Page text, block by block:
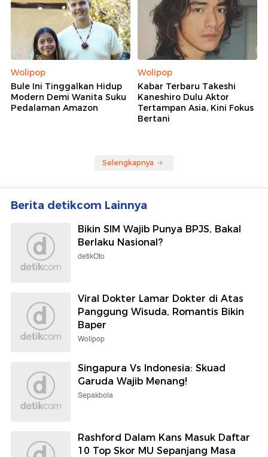
Wolipop
Bule Ini Tinggalkan Hidup
Modern Demi Wanita Suku
Pedalaman Amazon
Wolipop
Kabar Terbaru Takeshi
Kaneshiro Dulu Aktor
Tertampan Asia, Kini Fokus
Bertani
Selengkapnya
Berita detikcom Lainnya
Bikin SIM Wajib Punya BPJS, Bakal
Berlaku Nasional?
detikOto
Viral Dokter Lamar Dokter di Atas
Panggung Wisuda, Romantis Bikin
Baper
Wolipop
Singapura Vs Indonesia: Skuad
Garuda Wajib Menang!
Sepakbola
Rashford Dalam Kans Masuk Daftar
10 Top Skor MU Sepanjang Masa